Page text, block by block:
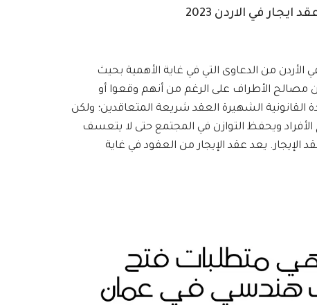
في الاردن 2023
من الدعاوى التي في غاية الأهمية بحيث
مصالح الأطراف على الرغم من أنهم وقعوا أو
القانونية الشهيرة العقد شريعة المتعاقدين؛ ولكن
ويحفظ التوازن في المجتمع حتى لا يتعسف
الإيجار. يعد عقد الإيجار من العقود في غاية